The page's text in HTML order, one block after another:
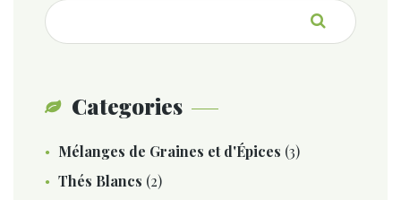
Recherche
pour :
Categories
Mélanges de Graines et d'Épices (3)
Thés Blancs (2)